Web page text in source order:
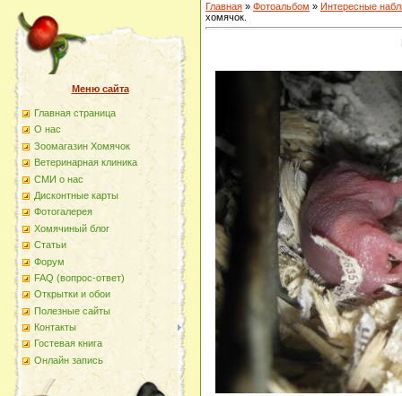
Меню сайта
Главная страница
О наc
Зоомагазин Хомячок
Ветеринарная клиника
СМИ о нас
Дисконтные карты
Фотогалерея
Хомячиный блог
Статьи
Форум
FAQ (вопрос-ответ)
Открытки и обои
Полезные сайты
Контакты
Гостевая книга
Онлайн запись
Главная » Фотоальбом » Интересные
хомячок.